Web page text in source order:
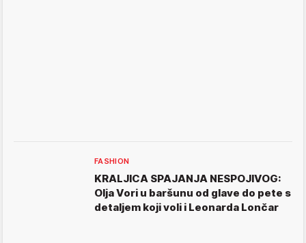
FASHION
KRALJICA SPAJANJA NESPOJIVOG:
Olja Vori u baršunu od glave do pete s
detaljem koji voli i Leonarda Lončar